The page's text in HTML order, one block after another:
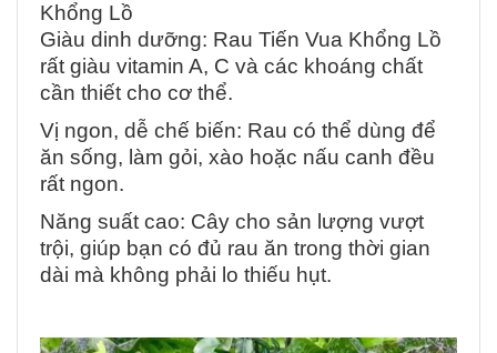
Khổng Lồ
Giàu dinh dưỡng: Rau Tiến Vua Khổng Lồ
rất giàu vitamin A, C và các khoáng chất
cần thiết cho cơ thể.
Vị ngon, dễ chế biến: Rau có thể dùng để
ăn sống, làm gỏi, xào hoặc nấu canh đều
rất ngon.
Năng suất cao: Cây cho sản lượng vượt
trội, giúp bạn có đủ rau ăn trong thời gian
dài mà không phải lo thiếu hụt.